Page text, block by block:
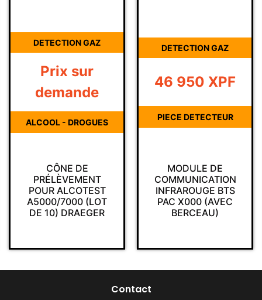
DETECTION GAZ
CÔNE DE
PRÉLÈVEMENT
POUR ALCOTEST
A5000/7000 (LOT
DE 10) DRAEGER
Prix sur
demande
ALCOOL - DROGUES
DETECTION GAZ
MODULE DE
COMMUNICATION
INFRAROUGE BTS
PAC X000 (AVEC
BERCEAU)
46 950 XPF
PIECE DETECTEUR
Contact